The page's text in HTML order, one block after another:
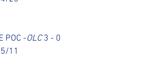
POC -OLC 3 - 0
11